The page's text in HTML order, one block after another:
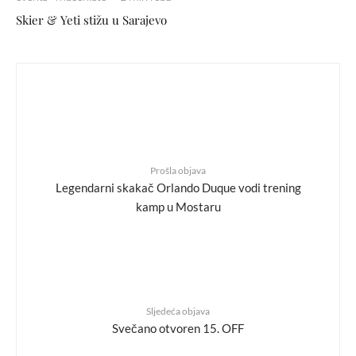
Skier & Yeti stižu u Sarajevo
Prošla objava
Legendarni skakač Orlando Duque vodi trening
kamp u Mostaru
Sljedeća objava
Svečano otvoren 15. OFF